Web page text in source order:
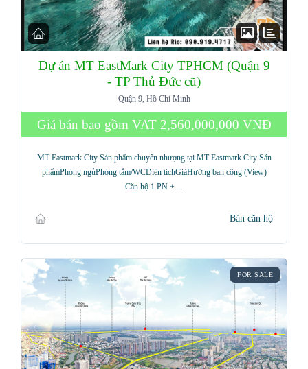
Dự án MT EastMark City TPHCM (Quận 9
- TP Thủ Đức cũ)
Quận 9, Hồ Chí Minh
Giá bán bao gồm VAT 2,560,000,000 VNĐ
MT Eastmark City Sản phẩm chuyển nhượng tại MT Eastmark City Sản
phẩmPhòng ngủPhòng tắm/WCDiện tíchGiáHướng ban công (View)
Căn hộ 1 PN +…
Bán căn hộ
FOR SALE